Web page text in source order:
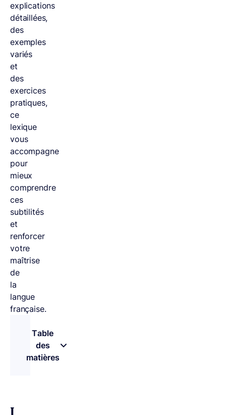
explications
détaillées,
des
exemples
variés
et
des
exercices
pratiques,
ce
lexique
vous
accompagne
pour
mieux
comprendre
ces
subtilités
et
renforcer
votre
maîtrise
de
la
langue
française.
Table
des
matières